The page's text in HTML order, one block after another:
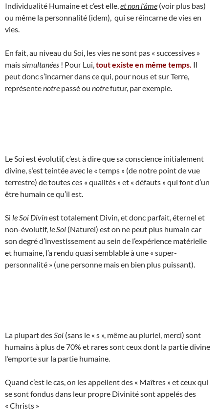
Individualité Humaine et c’est elle, et non l’âme (voir plus bas)
ou même la personnalité (idem), qui se réincarne de vies en
vies.
En fait, au niveau du Soi, les vies ne sont pas « successives »
mais simultanées ! Pour Lui, tout existe en même temps. Il
peut donc s’incarner dans ce qui, pour nous et sur Terre,
représentenotre passé ou notrefutur, par exemple.
Le Soi est évolutif, c’est à dire que sa conscience initialement
divine, s’est teintée avec le « temps » (de notre point de vue
terrestre) de toutes ces « qualités » et « défauts » qui font d’un
être humain ce qu’il est.
Si le Soi Divinest totalement Divin, et donc parfait, éternel et
non-évolutif, le Soi (Naturel) est on ne peut plus humain car
son degré d’investissement au sein de l’expérience matérielle
et humaine, l’a rendu quasi semblable à une « super-
personnalité » (une personne mais en bien plus puissant).
La plupart des Soi (sans le « s », même au pluriel, merci) sont
humains à plus de 70% et rares sont ceux dont la partie divine
l’emporte sur la partie humaine.
Quand c’est le cas, on les appellent des « Maîtres » et ceux qui
se sont fondus dans leur propre Divinité sont appelés des
« Christs »